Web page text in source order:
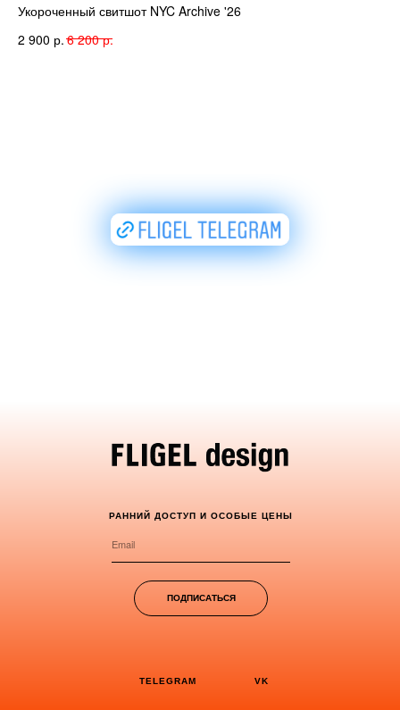
Укороченный свитшот NYC Archive '26
2 900 р. 6 200 р.
TELEGRAM VK
ПОДПИСАТЬСЯ
РАННИЙ ДОСТУП И ОСОБЫЕ ЦЕНЫ